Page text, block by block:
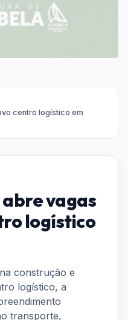
logístico
logístico, a
transporte,